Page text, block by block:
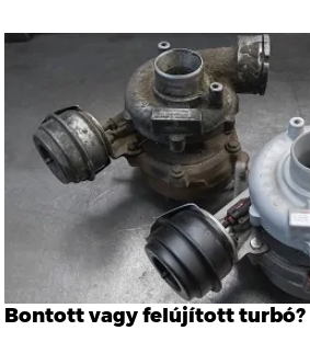
Bontott vagy felújított turbó?